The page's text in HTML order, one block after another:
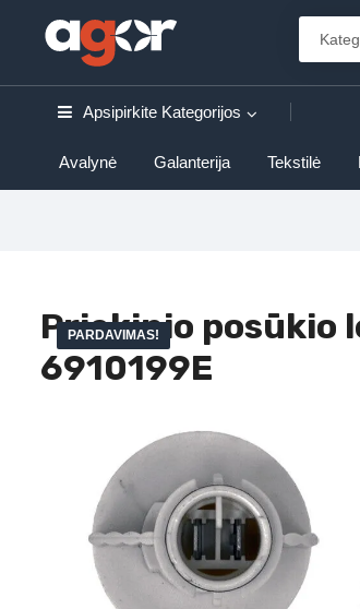
Apsipirkite Kategorijos
Avalynė Galanterija Tekstilė
Priekinio posūkio
6910199E
PARDAVIMAS!